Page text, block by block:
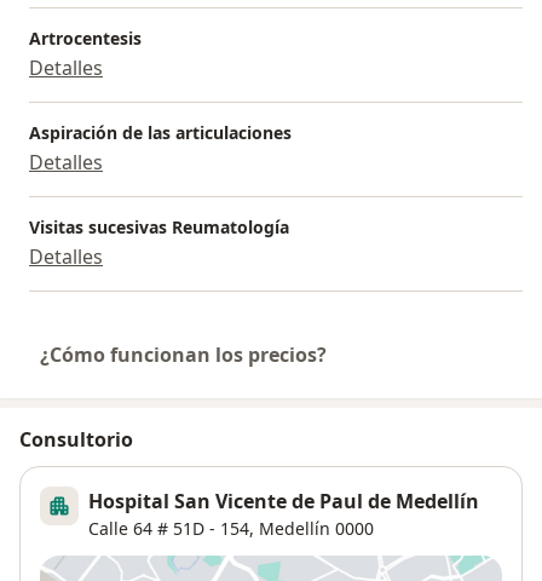
Artrocentesis
Detalles
Aspiración de las articulaciones
Detalles
Visitas sucesivas Reumatología
Detalles
¿Cómo funcionan los precios?
Consultorio
Hospital San Vicente de Paul de Medellín
Calle 64 # 51D - 154, Medellín 0000